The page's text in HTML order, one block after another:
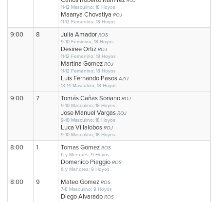
11-12 Masculino; 18 Hoyos
Maanya Chovatiya ROJ
11-12 Femenino; 18 Hoyos
9:00 8 Julia Amador ROS
9-10 Feminino; 18 Hoyos
Desiree Ortiz ROJ
11-12 Femenino; 18 Hoyos
Martina Gomez ROJ
11-12 Femenino; 18 Hoyos
Luis Fernando PasosAZU
13-14 Masculino; 18 Hoyos
9:00 7 Tomás Cañas Soriano ROJ
9-10 Masculino; 18 Hoyos
Jose Manuel Vargas ROJ
9-10 Masculino; 18 Hoyos
Luca Villalobos ROJ
9-10 Masculino; 18 Hoyos
8:00 1 Tomas Gomez ROS
6 y Menores; 9 Hoyos
Domenico Piaggio ROS
6 y Menores; 9 Hoyos
8:00 9 Mateo Gomez ROS
7-8 Masculino; 9 Hoyos
Diego Alvarado ROS